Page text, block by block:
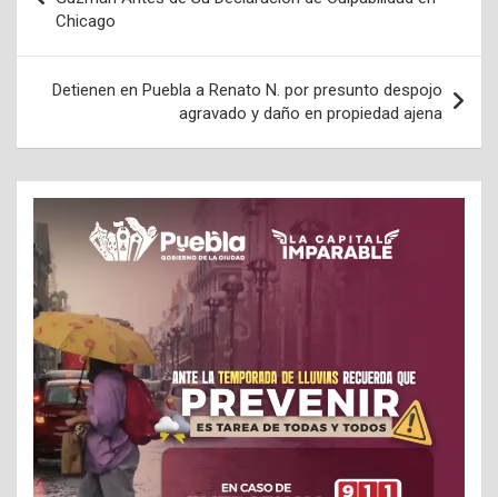
entradas
Chicago
Detienen en Puebla a Renato N. por presunto despojo
agravado y daño en propiedad ajena